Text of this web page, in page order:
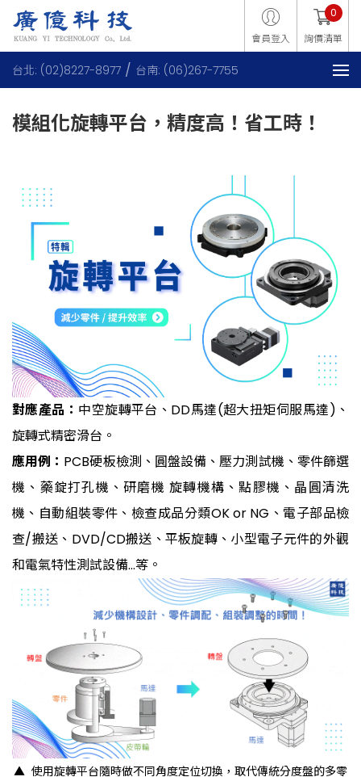
會員登入 詢價清單
0
台北: (02)8227-8977 台南: (06)267-7755
模組化旋轉平台，精度高！省工時！
對應產品： 中空旋轉平台、DD馬達(超大扭矩伺服馬達)、
旋轉式精密滑台。
應用例： PCB硬板檢測、圓盤設備、壓力測試機、零件篩選
機、藥錠打孔機、研磨機 旋轉機構、點膠機、晶圓清洗
機、 自動組裝零件、檢查成品分類OK or NG、電子部品檢
查/搬送、DVD/CD搬送、平板旋轉、小型電子元件的外觀
和電氣特性測試設備…等。
▲ 使用旋轉平台隨時做不同角度定位切換，取代傳統分度盤的多零